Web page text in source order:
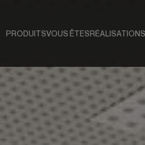
PRODUITSVOUS ÊTESRÉALISATIONS